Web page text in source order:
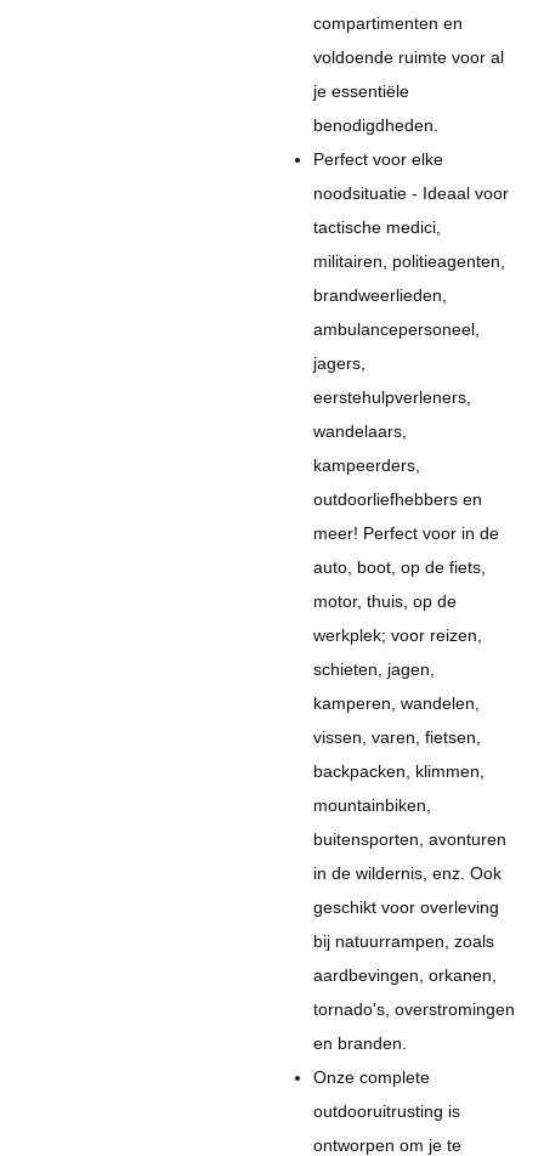
compartimenten en
voldoende ruimte voor al
je essentiële
benodigdheden.
Perfect voor elke
noodsituatie - Ideaal voor
tactische medici,
militairen, politieagenten,
brandweerlieden,
ambulancepersoneel,
jagers,
eerstehulpverleners,
wandelaars,
kampeerders,
outdoorliefhebbers en
meer! Perfect voor in de
auto, boot, op de fiets,
motor, thuis, op de
werkplek; voor reizen,
schieten, jagen,
kamperen, wandelen,
vissen, varen, fietsen,
backpacken, klimmen,
mountainbiken,
buitensporten, avonturen
in de wildernis, enz. Ook
geschikt voor overleving
bij natuurrampen, zoals
aardbevingen, orkanen,
tornado's, overstromingen
en branden.
Onze complete
outdooruitrusting is
ontworpen om je te